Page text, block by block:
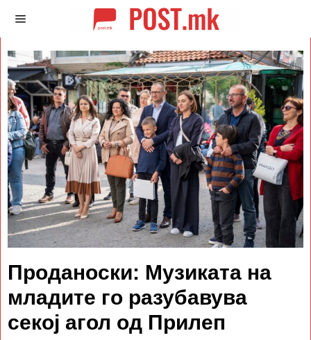
Проданоски: Музиката на
младите го разубавува
секој агол од Прилеп